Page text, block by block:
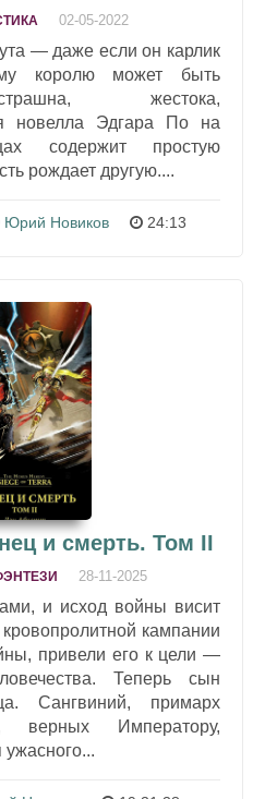
02-05-2022
— даже если он карлик
королю может быть
жестока,
новелла Эдгара По на
содержит простую
рождает другую....
Юрий Новиков 24:13
и смерть. Том II
28-11-2025
и исход войны висит
кампании
привели его к цели —
Теперь сын
Сангвиний, примарх
верных Императору,
ужасного...